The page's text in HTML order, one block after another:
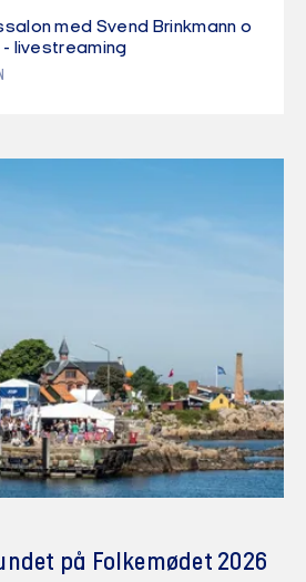
med Svend Brinkmann o
livestreaming
på Folkemødet 2026